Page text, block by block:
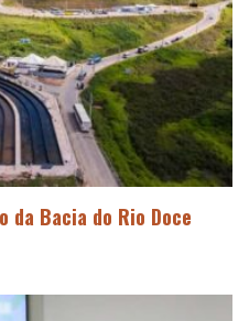
da Bacia do Rio Doce